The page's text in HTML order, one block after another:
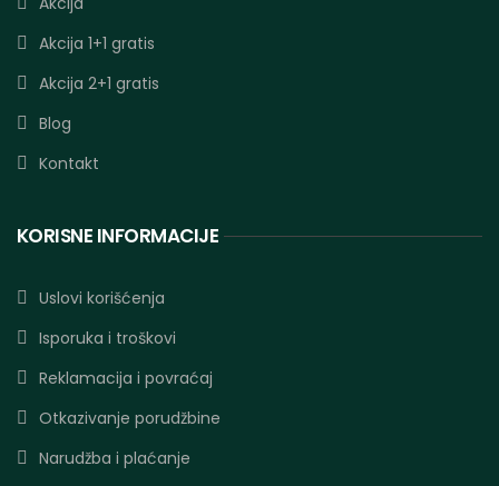
Akcija 1+1 gratis
Akcija 2+1 gratis
Blog
Kontakt
KORISNE INFORMACIJE
Uslovi korišćenja
Isporuka i troškovi
Reklamacija i povraćaj
Otkazivanje porudžbine
Narudžba i plaćanje